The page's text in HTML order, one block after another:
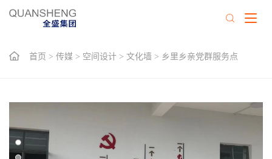
首页 > 传媒 > 空间设计 > 文化墙 > 乡里乡亲党群服务点